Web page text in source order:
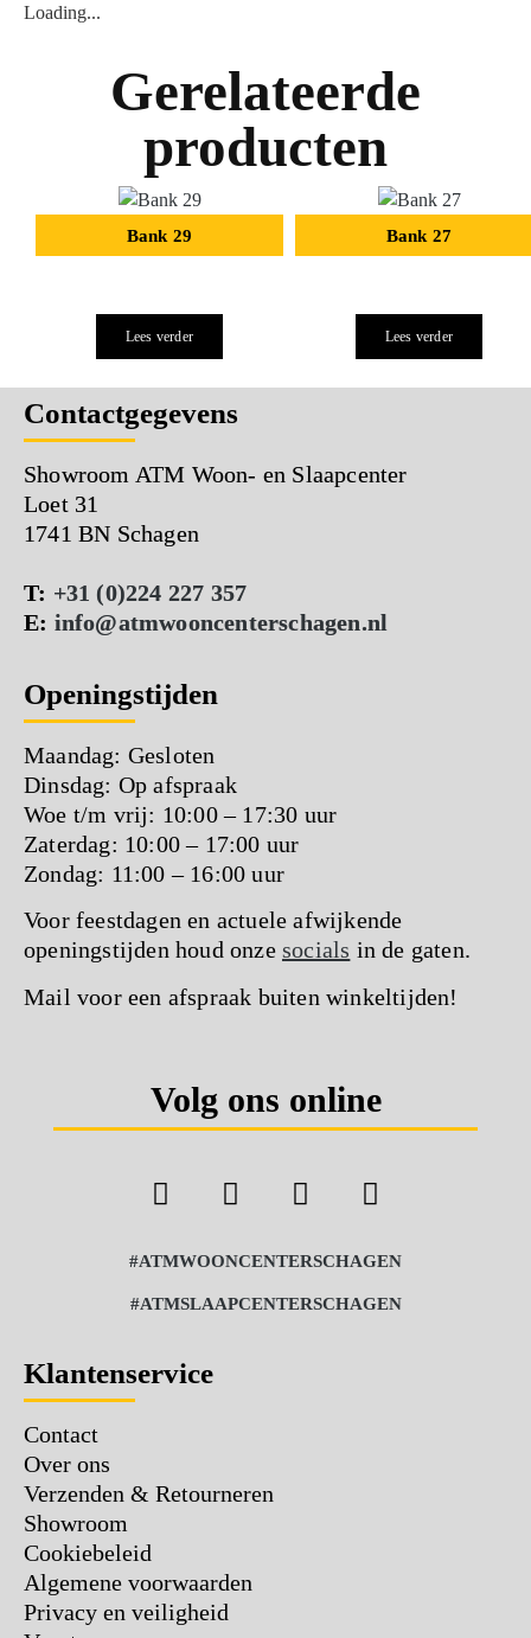
Loading...
Gerelateerde
producten
Bank 29
Lees verder
Bank 27
Lees verder
Contactgegevens
Showroom ATM Woon- en Slaapcenter
Loet 31
1741 BN Schagen
T: +31 (0)224 227 357
E: info@atmwooncenterschagen.nl
Openingstijden
Maandag: Gesloten
Dinsdag: Op afspraak
Woe t/m vrij: 10:00 – 17:30 uur
Zaterdag: 10:00 – 17:00 uur
Zondag: 11:00 – 16:00 uur
Voor feestdagen en actuele afwijkende
openingstijden houd onze socials in de gaten.
Mail voor een afspraak buiten winkeltijden!
Volg ons online
#ATMWOONCENTERSCHAGEN
#ATMSLAAPCENTERSCHAGEN
Klantenservice
Contact
Over ons
Verzenden & Retourneren
Showroom
Cookiebeleid
Algemene voorwaarden
Privacy en veiligheid